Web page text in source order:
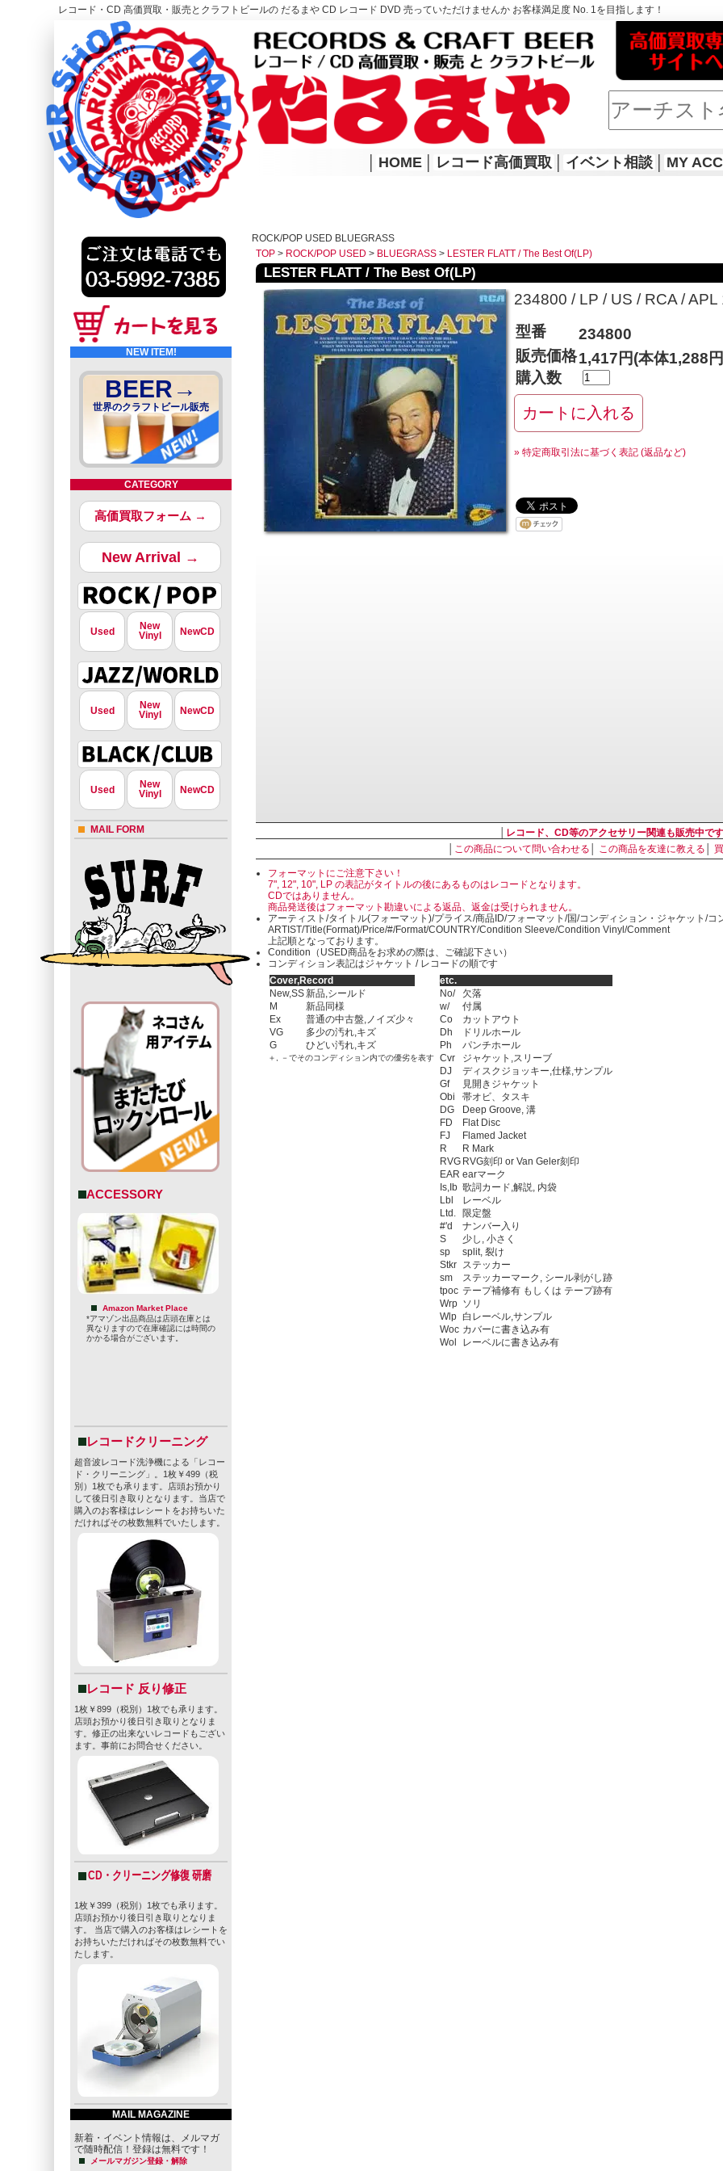
レコード・CD 高価買取・販売とクラフトビールの だるまや CD レコード DVD 売っていただけませんか お客様満足度 No. 1を目指します！
レコード高価買取はこちら
HOME
HOME レコード高価買取 イベント相談 MY
NEW ITEM!
BEER→
世界のクラフトビール販売
CATEGORY
高価買取フォーム →
New Arrival →
Used
New
Vinyl
NewCD
Used
New
Vinyl
NewCD
Used
New
Vinyl
NewCD
MAIL FORM
ACCESSORY
Amazon Market Place
*アマゾン出品商品は店頭在庫とは
異なりますので在庫確認には時間の
かかる場合がございます。
レコードクリーニング
超音波レコード洗浄機による「レコー
ド・クリーニング」。1枚￥499（税
別）1枚でも承ります。店頭お預かり
して後日引き取りとなります。当店で
購入のお客様はレシートをお持ちいた
だければその枚数無料でいたします。
レコード 反り修正
1枚￥899（税別）1枚でも承ります。
店頭お預かり後日引き取りとなりま
す。修正の出来ないレコードもござい
ます。事前にお問合せください。
CD・クリーニング修復 研磨
1枚￥399（税別）1枚でも承ります。
店頭お預かり後日引き取りとなりま
す。 当店で購入のお客様はレシートを
お持ちいただければその枚数無料でい
たします。
MAIL MAGAZINE
新着・イベント情報は、メルマガ
で随時配信！登録は無料です！
メールマガジン登録・解除
ROCK/POP USED BLUEGRASS
TOP > ROCK/POP USED > BLUEGRASS > LESTER FLATT / The Best Of(LP)
LESTER FLATT / The Best Of(LP)
234800 / LP / US / RCA /
型番
234800
販売価格1,417円(本体1,288
購入数
» 特定商取引法に基づく表記 (返品など)
レコード、CD等のアクセサリー関連も販売中です
この商品について問い合わせる この商品を友達に教える
フォーマットにご注意下さい！
7", 12", 10", LP の表記がタイトルの後にあるものはレコードとなります。
CDではありません。
商品発送後はフォーマット勘違いによる返品、返金は受けられません。
アーティスト/タイトル(フォーマット)/プライス/商品ID/フォーマット/国/コンディション・ジャケット/コ
ARTIST/Title(Format)/Price/#/Format/COUNTRY/Condition Sleeve/Condition Vinyl/Comment
上記順となっております。
Condition（USED商品をお求めの際は、ご確認下さい）
コンディション表記はジャケット / レコードの順です
Cover,Record
New,SS新品,シールド
M
新品同様
Ex
普通の中古盤,ノイズ少々
VG
多少の汚れ,キズ
G
ひどい汚れ,キズ
＋, －でそのコンディション内での優劣を表す
etc.
No/
欠落
w/
付属
Co
カットアウト
Dh
ドリルホール
Ph
パンチホール
Cvr
ジャケット,スリーブ
DJ
ディスクジョッキー,仕様,サンプル
Gf
見開きジャケット
Obi
帯オビ、タスキ
DG
Deep Groove, 溝
FD
Flat Disc
FJ
Flamed Jacket
R
R Mark
RVG RVG刻印 or Van Geler刻印
EAR earマーク
Is,Ib 歌詞カード,解説, 内袋
Lbl
レーベル
Ltd.
限定盤
#'d
ナンバー入り
S
少し, 小さく
sp
split, 裂け
Stkr ステッカー
sm
ステッカーマーク, シール剥がし跡
tpoc テープ補修有 もしくは テープ跡有
Wrp ソリ
Wlp 白レーベル,サンプル
Woc カバーに書き込み有
Wol
レーベルに書き込み有